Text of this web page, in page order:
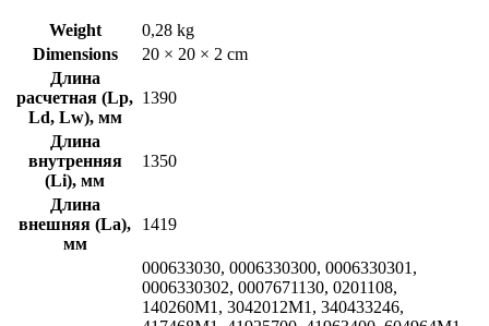
Weight
0,28 kg
Dimensions
20 × 20 × 2 cm
Длина
расчетная (Lp,
Ld, Lw), мм
1390
Длина
внутренняя
(Li), мм
1350
Длина
внешняя (La),
мм
1419
000633030, 0006330300, 0006330301,
0006330302, 0007671130, 0201108,
140260M1, 3042012M1, 340433246,